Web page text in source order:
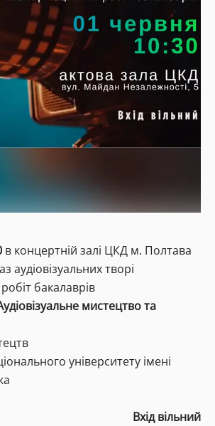
в концертній залі ЦКД м. Полтава
аудіовізуальних творі
бакалаврів
мистецтво та
університету імені
Вхід вільний